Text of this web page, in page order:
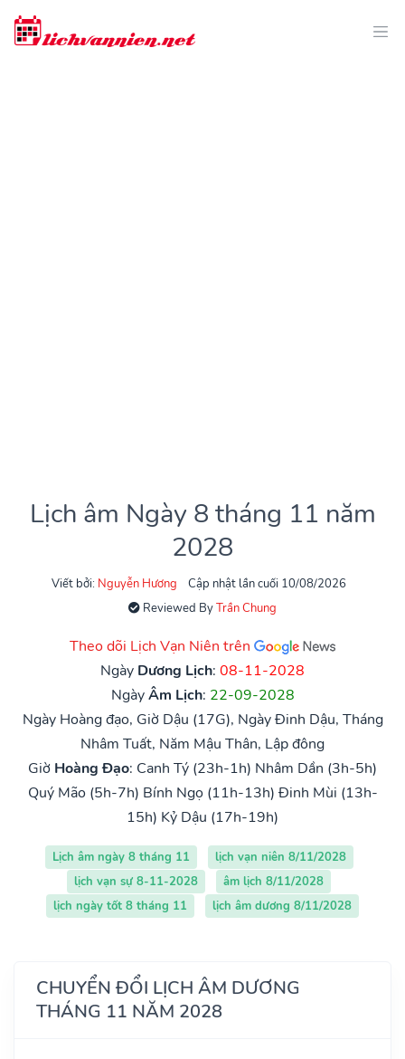
Lịch âm Ngày 8 tháng 11 năm
2028
Viết bởi: Nguyễn Hương
Cập nhật lần cuối 10/08/2026
Reviewed ByTrần Chung
Theo dõi Lịch Vạn Niên trên
Ngày Dương Lịch: 08-11-2028
NgàyÂm Lịch: 22-09-2028
Ngày Hoàng đạo, Giờ Dậu (17G), Ngày Đinh Dậu, Tháng
Nhâm Tuất, Năm Mậu Thân, Lập đông
Giờ Hoàng Đạo: Canh Tý (23h-1h) Nhâm Dần (3h-5h)
Quý Mão (5h-7h) Bính Ngọ (11h-13h) Đinh Mùi (13h-
15h) Kỷ Dậu (17h-19h)
Lịch âm ngày 8 tháng 11
lịch vạn niên 8/11/2028
lịch vạn sự 8-11-2028
âm lịch 8/11/2028
lịch ngày tốt 8 tháng 11
lịch âm dương 8/11/2028
CHUYỂN ĐỔI LỊCH ÂM DƯƠNG
THÁNG 11 NĂM 2028